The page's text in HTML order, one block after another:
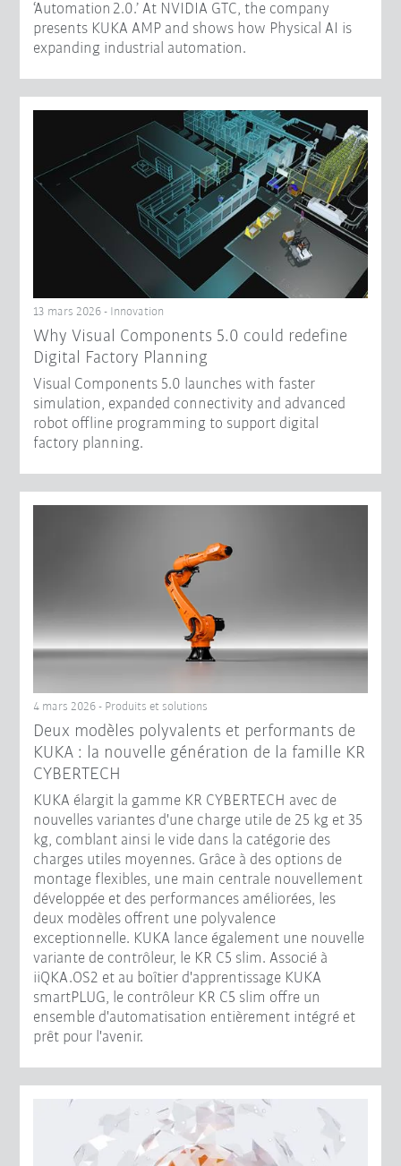
‘Automation 2.0.’ At NVIDIA GTC, the company
presents KUKA AMP and shows how Physical AI is
expanding industrial automation.
13 mars 2026 - Innovation
Why Visual Components 5.0 could redefine
Digital Factory Planning
Visual Components 5.0 launches with faster
simulation, expanded connectivity and advanced
robot offline programming to support digital
factory planning.
4 mars 2026 - Produits et solutions
Deux modèles polyvalents et performants de
KUKA : la nouvelle génération de la famille KR
CYBERTECH
KUKA élargit la gamme KR CYBERTECH avec de
nouvelles variantes d'une charge utile de 25 kg et 35
kg, comblant ainsi le vide dans la catégorie des
charges utiles moyennes. Grâce à des options de
montage flexibles, une main centrale nouvellement
développée et des performances améliorées, les
deux modèles offrent une polyvalence
exceptionnelle. KUKA lance également une nouvelle
variante de contrôleur, le KR C5 slim. Associé à
iiQKA.OS2 et au boîtier d'apprentissage KUKA
smartPLUG, le contrôleur KR C5 slim offre un
ensemble d'automatisation entièrement intégré et
prêt pour l'avenir.